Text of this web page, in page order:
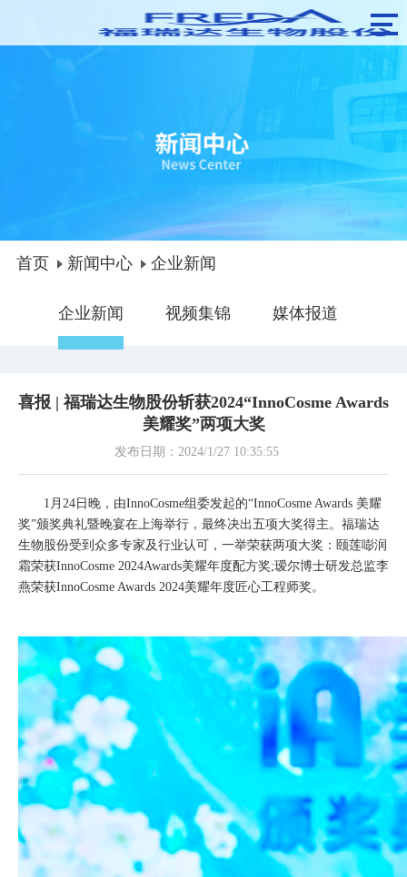
首页 新闻中心 企业新闻
企业新闻 视频集锦 媒体报道
喜报 | 福瑞达生物股份斩获2024“InnoCosme Awards
美耀奖”两项大奖
发布日期： 2024/1/27 10:35:55
1月24日晚，由InnoCosme组委发起的“InnoCosme Awards 美耀
奖”颁奖典礼暨晚宴在上海举行，最终决出五项大奖得主。福瑞达
生物股份受到众多专家及行业认可，一举荣获两项大奖：颐莲嘭润
霜荣获InnoCosme 2024Awards美耀年度配方奖;瑷尔博士研发总监李
燕荣获InnoCosme Awards 2024美耀年度匠心工程师奖。